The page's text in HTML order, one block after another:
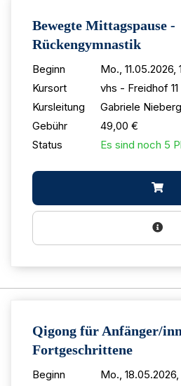
Bewegte Mittagspause -
Rückengymnastik
Beginn
Mo., 11.05.2026,
Kursort
vhs - Freidhof
Kursleitung
Gabriele
Gebühr
49,00 €
Status
Es sind noch 5
Qigong für Anfänger/
Fortgeschrittene
Beginn
Mo.,